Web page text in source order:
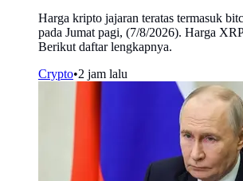
Harga kripto jajaran teratas termasuk
pada Jumat pagi, (7/8/2026). Harga
Berikut daftar lengkapnya.
Crypto•2 jam lalu